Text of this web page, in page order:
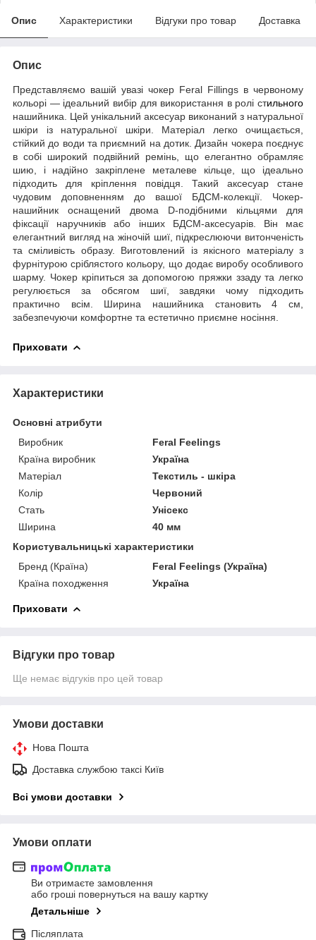
Опис Характеристики Відгуки про товар Доставка
Опис
Представляємо вашій увазі чокер Feral Fillings в червоному
кольорі — ідеальний вибір для використання в ролі стильного
нашийника. Цей унікальний аксесуар виконаний з натуральної
шкіри із натуральної шкіри. Матеріал легко очищається,
стійкий до води та приємний на дотик. Дизайн чокера поєднує
в собі широкий подвійний ремінь, що елегантно обрамляє
шию, і надійно закріплене металеве кільце, що ідеально
підходить для кріплення повідця. Такий аксесуар стане
чудовим доповненням до вашої БДСМ-колекції. Чокер-
нашийник оснащений двома D-подібними кільцями для
фіксації наручників або інших БДСМ-аксесуарів. Він має
елегантний вигляд на жіночій шиї, підкреслюючи витонченість
та сміливість образу. Виготовлений із якісного матеріалу з
фурнітурою сріблястого кольору, що додає виробу особливого
шарму. Чокер кріпиться за допомогою пряжки ззаду та легко
регулюється за обсягом шиї, завдяки чому підходить
практично всім. Ширина нашийника становить 4 см,
забезпечуючи комфортне та естетично приємне носіння.
Приховати
Характеристики
Основні атрибути
Виробник
Feral Feelings
Країна виробник
Україна
Матеріал
Текстиль - шкіра
Колір
Червоний
Стать
Унісекс
Ширина
40 мм
Користувальницькі характеристики
Бренд (Країна)
Feral Feelings (Україна)
Країна походження
Україна
Приховати
Відгуки про товар
Ще немає відгуків про цей товар
Умови доставки
Нова Пошта
Доставка службою таксі Київ
Всі умови доставки
Умови оплати
Ви отримаєте замовлення
або гроші повернуться на вашу картку
Детальніше
Післяплата